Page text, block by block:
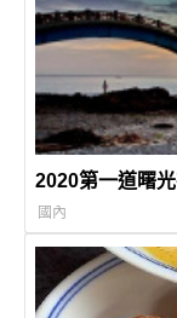
2020第一道曙
國內